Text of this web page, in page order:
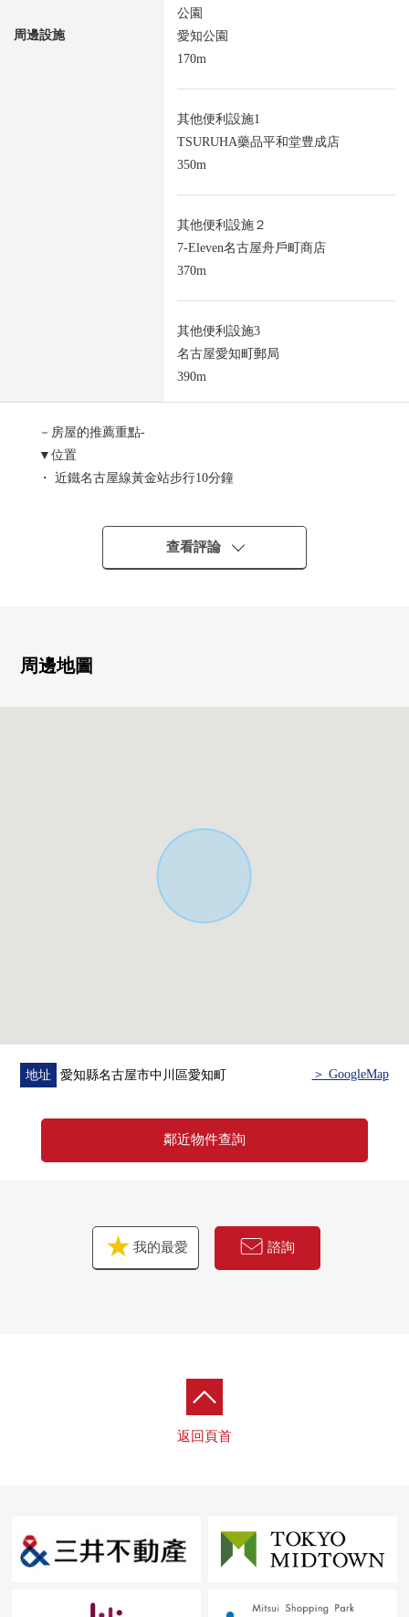
周邊設施
公園
愛知公園
170m
其他便利設施1
TSURUHA藥品平和堂豊成店
350m
其他便利設施２
7-Eleven名古屋舟戶町商店
370m
其他便利設施3
名古屋愛知町郵局
390m
－房屋的推薦重點-
▼位置
・ 近鐵名古屋線黃金站步行10分鐘
・ 青波線笹島市場廣場站步行17分鐘
▼土地的特徴
・ 能在喜歡的House廠商、建築公司建造
查看評論
周邊地圖
地址 愛知縣名古屋市中川區愛知町 ＞ GoogleMap
鄰近物件查詢
我的最愛 諮詢
返回頁首